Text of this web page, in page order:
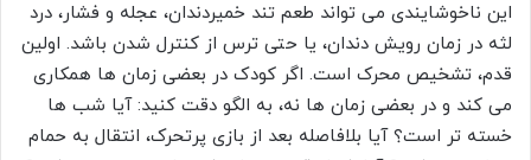
این ناخوشایندی می تواند طعم تند خمیردندان، عجله و فشار، درد
لثه در زمان رویش دندان، یا حتی ترس از کنترل شدن باشد. اولین
قدم، تشخیص محرک است. اگر کودک در بعضی زمان ها همکاری
می کند و در بعضی زمان ها نه، به الگو دقت کنید: آیا شب ها
خسته تر است؟ آیا بلافاصله بعد از بازی پرتحرک، انتقال به حمام